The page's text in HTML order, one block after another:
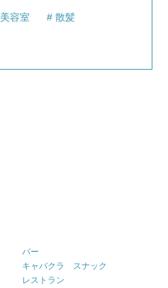
美容室 散髪
バー
キャバクラ スナック
レストラン